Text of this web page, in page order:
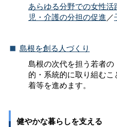
あらゆる分野での女性活
児・介護の分担の促進／
島根を創る人づくり
島根の次代を担う若者
的・系統的に取り組む
着等を進めます。
健やかな暮らしを支える